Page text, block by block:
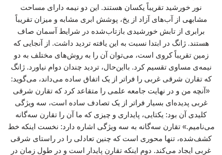
نور خورشید تقریباً یکسان هستند. این دو نیمه دارای مساحت
مشابهی از آب‌های آزاد از یخ، پوشش ابری مشابه و میزان تقریباً
برابری از تابش خورشیدی بازتاب‌شده در شرایط آسمان صاف
هستند. ژانگ در ابتدا نسبت به این یافته تردید داشت. از آنجایی که
زمین تقریباً کروی است، می‌توان آن را به روش‌های مختلف به دو
نیمه‌ی مساوی تقسیم کرد. بااین‌حال، تردید چندان دوام نیاورد. ژانگ
که تقارن شرقی غربی را فراتر از یک اتفاق ساده می‌داند، می‌گوید:
«آنچه من و در نهایت جامعه علمی را متقاعد کرد که تقارن شرقی
غربی پدیده‌ای بسیار فراتر از یک تصادف ساده است، سه ویژگی
کلیدی آن بود: یکتایی، پایداری و چیزی که ما آن را تقارن سه‌گانه
می‌نامیم.» تقارن سه‌گانه به سه ویژگی اشاره دارد: نخست اینکه خط
کشف‌شده، تنها محوری است که چنین تعادلی را در راستای شرقی
غربی ایجاد می‌کند. دوم اینکه تقارن پایدار است و در طول زمان در